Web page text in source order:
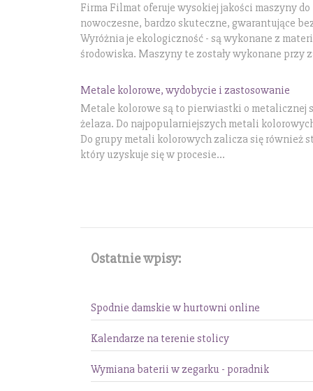
Firma Filmat oferuje wysokiej jakości maszyny
nowoczesne, bardzo skuteczne, gwarantujące
Wyróżnia je ekologiczność - są wykonane z
środowiska. Maszyny te zostały wykonane przy
Metale kolorowe, wydobycie i zastosowanie
Metale kolorowe są to pierwiastki o metalicznej
żelaza. Do najpopularniejszych metali
Do grupy metali kolorowych zalicza się również
który uzyskuje się w procesie...
Ostatnie wpisy:
Spodnie damskie w hurtowni online
Kalendarze na terenie stolicy
Wymiana baterii w zegarku - poradnik